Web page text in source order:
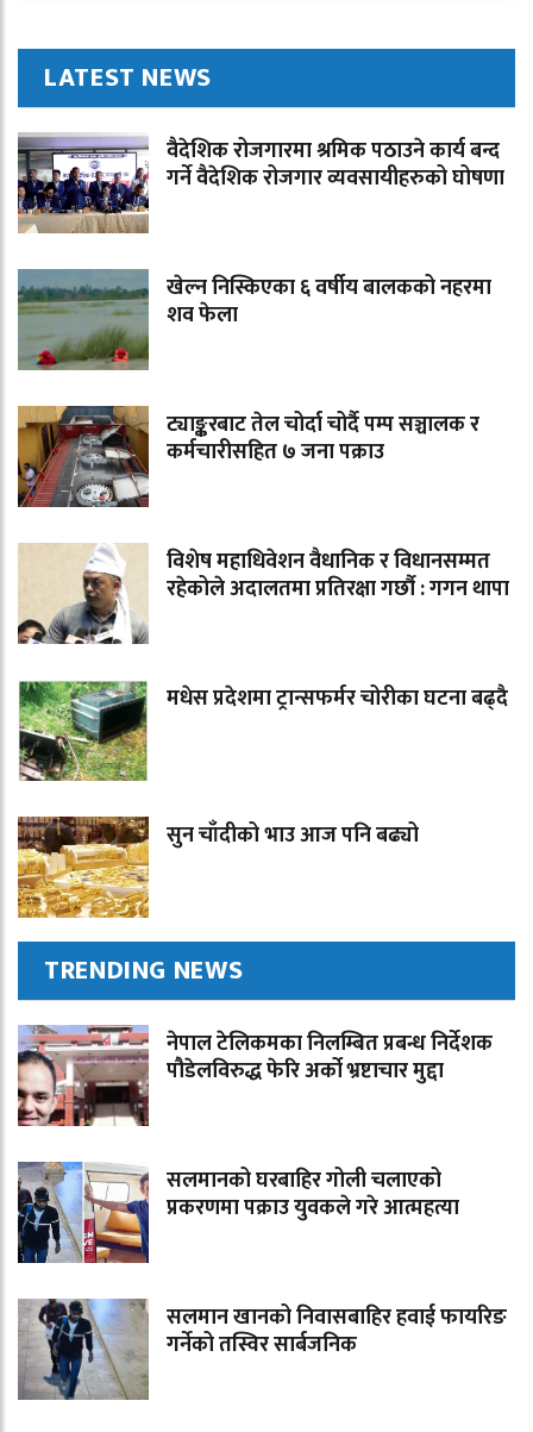
LATEST NEWS
वैदेशिक रोजगारमा श्रमिक पठाउने कार्य बन्द
गर्ने वैदेशिक रोजगार व्यवसायीहरुको घोषणा
खेल्न निस्किएका ६ वर्षीय बालकको नहरमा
शव फेला
ट्याङ्करबाट तेल चोर्दा चोर्दै पम्प सञ्चालक र
कर्मचारीसहित ७ जना पक्राउ
विशेष महाधिवेशन वैधानिक र विधानसम्मत
रहेकोले अदालतमा प्रतिरक्षा गर्छौ : गगन थापा
मधेस प्रदेशमा ट्रान्सफर्मर चोरीका घटना बढ्दै
सुन चाँदीको भाउ आज पनि बढ्यो
TRENDING NEWS
नेपाल टेलिकमका निलम्बित प्रबन्ध निर्देशक
पौडेलविरुद्ध फेरि अर्को भ्रष्टाचार मुद्दा
सलमानको घरबाहिर गोली चलाएको
प्रकरणमा पक्राउ युवकले गरे आत्महत्या
सलमान खानको निवासबाहिर हवाई फायरिङ
गर्नेको तस्विर सार्बजनिक